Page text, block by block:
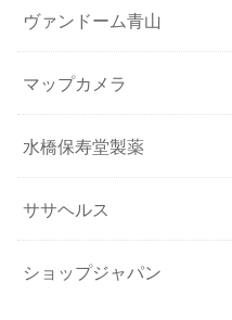
ヴァンドーム青山
マップカメラ
水橋保寿堂製薬
ササヘルス
ショップジャパン